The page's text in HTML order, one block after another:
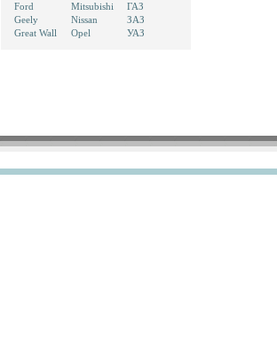
Ford
Geely
Great Wall
Mitsubishi
Nissan
Opel
ГАЗ
ЗАЗ
УАЗ